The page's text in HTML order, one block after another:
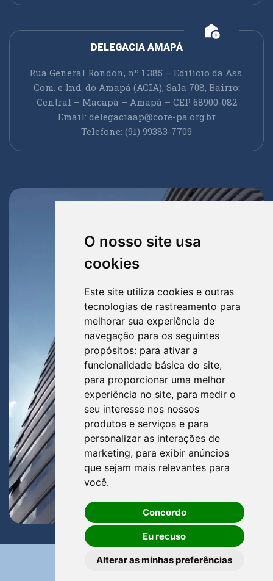
O nosso site usa
cookies
Este site utiliza cookies e outras
tecnologias de rastreamento para
melhorar sua experiência de
navegação para os seguintes
propósitos: para ativar a
funcionalidade básica do site,
para proporcionar uma melhor
experiência no site, para medir o
seu interesse nos nossos
produtos e serviços e para
personalizar as interações de
marketing, para exibir anúncios
que sejam mais relevantes para
você.
Concordo
Eu recuso
Alterar as minhas preferências
add_home
DELEGACIA AMAPÁ
Rua General Rondon, nº 1.385 – Edifício da Ass.
Com. e Ind. do Amapá (ACIA), Sala 708, Bairro:
Central – Macapá – Amapá – CEP 68900-082
Email: delegaciaap@core-pa.org.br
Telefone: (91) 99383-7709